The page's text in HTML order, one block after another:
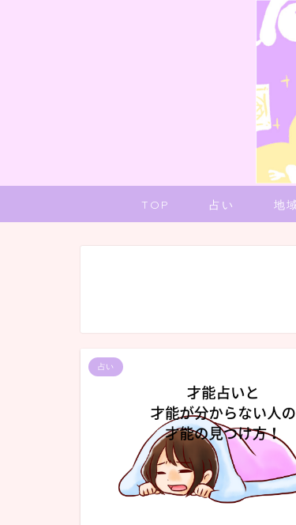
TOP 占い 地
占い